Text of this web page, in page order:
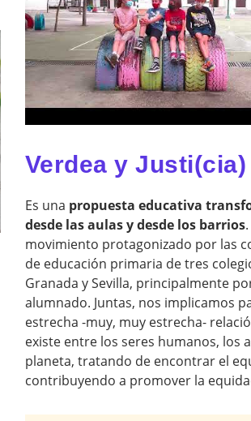
Verdea y Justi(cia)
Es una propuesta educativa
desde las aulas y desde los barrios
movimiento protagonizado por las
de educación primaria de tres
Granada y Sevilla, principalmente
alumnado. Juntas, nos implicamos
estrecha -muy, muy estrecha-
existe entre los seres humanos, los
planeta, tratando de encontrar el
contribuyendo a promover la